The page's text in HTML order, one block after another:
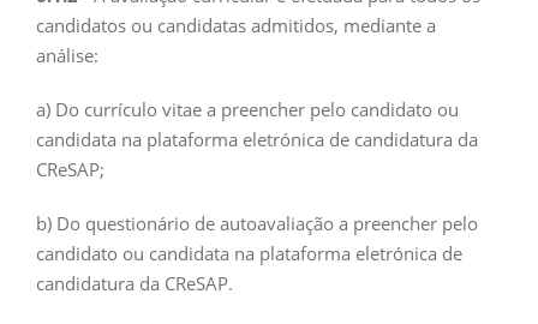
candidatos ou candidatas admitidos, mediante a
análise:
a) Do currículo vitae a preencher pelo candidato ou
candidata na plataforma eletrónica de candidatura da
CReSAP;
b) Do questionário de autoavaliação a preencher pelo
candidato ou candidata na plataforma eletrónica de
candidatura da CReSAP.